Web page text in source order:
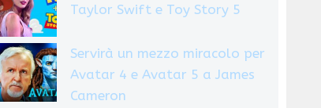
Taylor Swift e Toy Story 5
Servirà un mezzo miracolo per
Avatar 4 e Avatar 5 a James
Cameron